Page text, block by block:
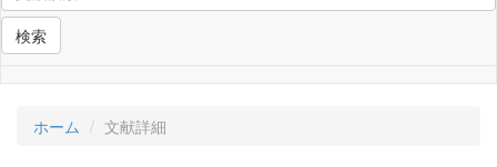
検索
ホーム 文献詳細